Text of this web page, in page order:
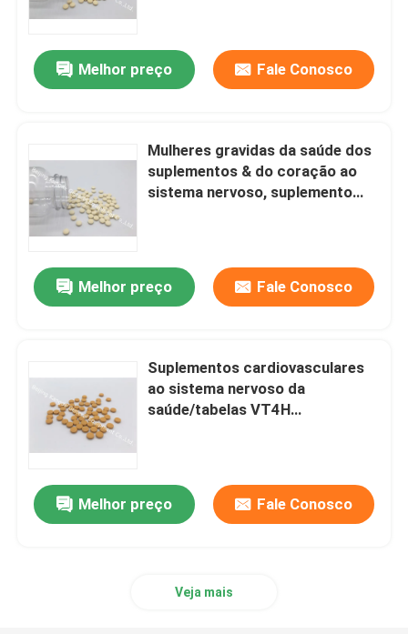
Casa
Melhor preço Fale Conosco
Mulheres gravidas da saúde dos
suplementos & do coração ao
sistema nervoso, suplemento
Melhor preço Fale Conosco
Suplementos cardiovasculares
ao sistema nervoso da
saúde/tabelas VT4H
Melhor preço Fale Conosco
Veja mais